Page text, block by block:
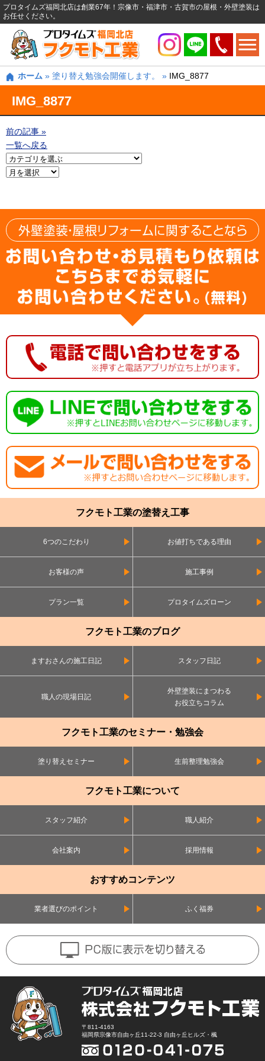
プロタイムズ福岡北店は創業67年！宗像市・福津市・古賀市の屋根・外壁塗装は
お任せください。
ホーム » 塗り替え勉強会開催します。 » IMG_8877
IMG_8877
前の記事 »
一覧へ戻る
フクモト工業の塗替え工事
6つのこだわり お値打ちである理由
お客様の声 施工事例
プラン一覧 プロタイムズローン
フクモト工業のブログ
ますおさんの施工日記 スタッフ日記
職人の現場日記
外壁塗装にまつわる
お役立ちコラム
フクモト工業のセミナー・勉強会
塗り替えセミナー 生前整理勉強会
フクモト工業について
スタッフ紹介 職人紹介
会社案内 採用情報
おすすめコンテンツ
業者選びのポイント ふく福券
〒811-4163
福岡県宗像市自由ヶ丘11-22-3 自由ヶ丘ヒルズ・楓